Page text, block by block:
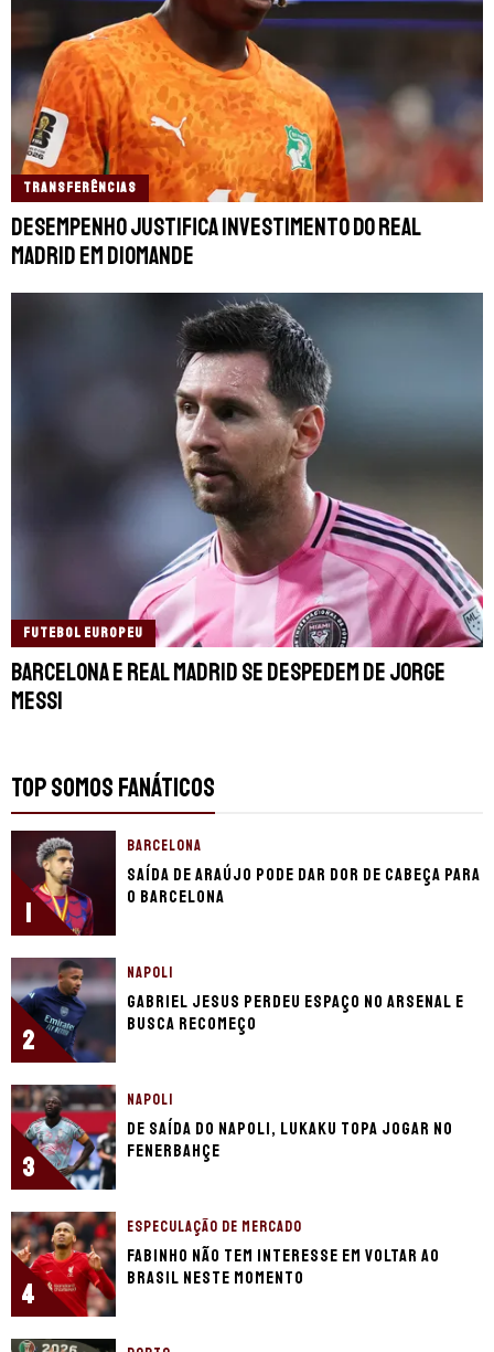
TRANSFERÊNCIAS
Desempenho justifica investimento do Real
Madrid em Diomande
FUTEBOL EUROPEU
Barcelona e Real Madrid se despedem de Jorge
Messi
TOP SOMOS FANÁTICOS
1
BARCELONA
Saída de Araújo pode dar dor de cabeça para
o Barcelona
2
NAPOLI
Gabriel Jesus perdeu espaço no Arsenal e
busca recomeço
3
NAPOLI
De saída do Napoli, Lukaku topa jogar no
Fenerbahçe
4
ESPECULAÇÃO DE MERCADO
Fabinho não tem interesse em voltar ao
Brasil neste momento